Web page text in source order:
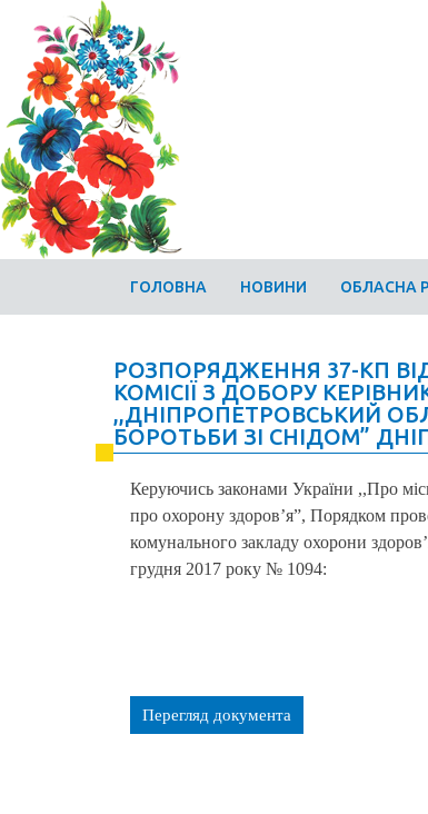
ГОЛОВНА НОВИНИ ОБЛАСНА
РОЗПОРЯДЖЕННЯ 37-КП
КОМІСІЇ З ДОБОРУ
,,ДНІПРОПЕТРОВСЬКИЙ
БОРОТЬБИ ЗІ СНІДОМ”
Керуючись законами України ,,Про
про охорону здоров’я”, Порядком
комунального закладу охорони
грудня 2017 року № 1094:
Перегляд документа